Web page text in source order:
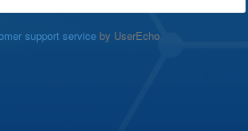
support service by UserEcho